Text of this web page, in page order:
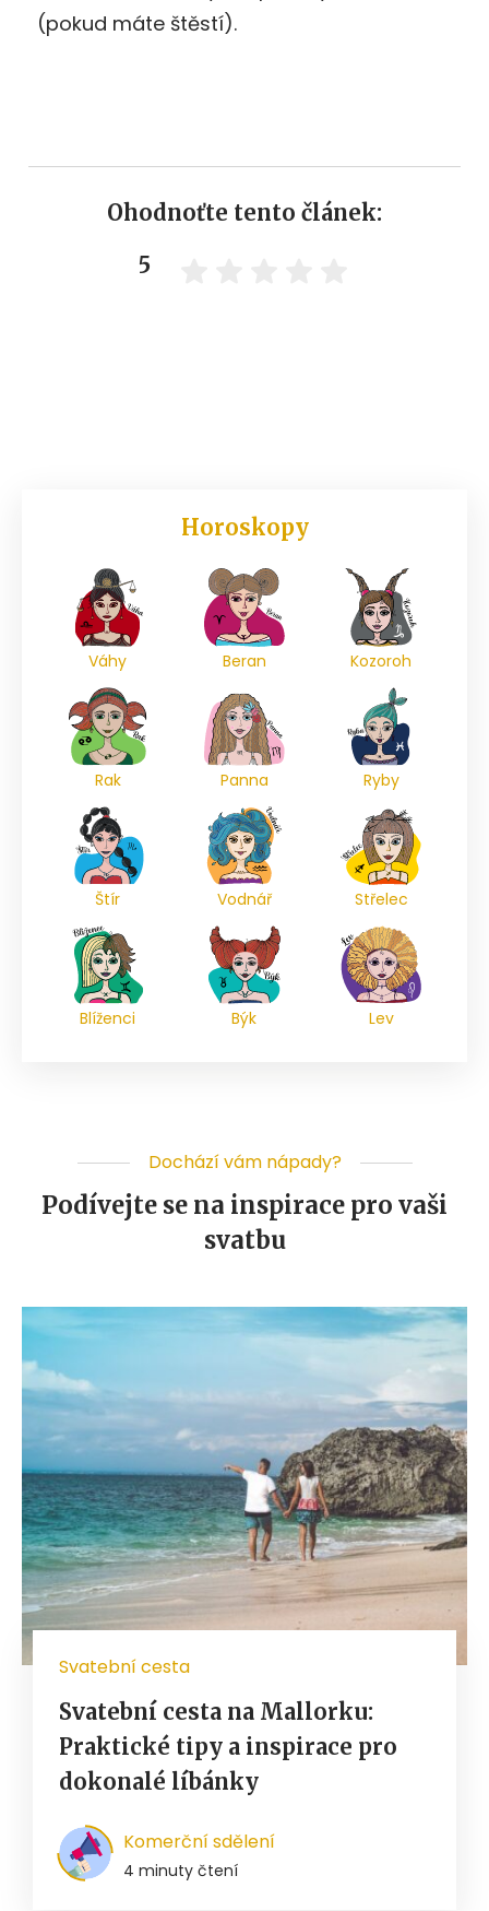
(pokud máte štěstí).
Ohodnoťte tento článek:
5
Horoskopy
Váhy Beran Kozoroh
Rak Panna Ryby
Štír Vodnář Střelec
Blíženci Býk Lev
Dochází vám nápady?
Podívejte se na inspirace pro vaši
svatbu
Svatební cesta
Svatební cesta na Mallorku:
Praktické tipy a inspirace pro
dokonalé líbánky
Komerční sdělení
4 minuty čtení